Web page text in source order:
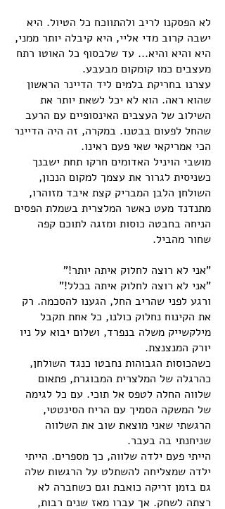
לא הפסקנו לריב ולהתווכח כל הטיול. היא
ישבה קרוב מדי אליי, היא קיבלה יותר ממני,
היא והיא והיא... עד שלבסוף כל האוטו רתח
מעצבים כמו קומקום מבעבע.
עצרנו בחריקת בלמים ליד הדיינר הראשון
שהוא ראה. הוא לא יכל לשאת יותר את
השילוב של העצבים האינסופיים עם הרעב
שהחל לפעום בבטנו. במקרה, זה היה הדיינר
הכי אמריקאי שאי פעם ראינו.
מושבי הויניל האדומים חרקו תחת ישבנך
כשניסית לגרור את עצמך למקום הנכון,
השולחן הלבן המבריק קצת איבד מזוהרו,
מתנדנד מעט כאשר המלצרית בשמלת הפסים
הניחה בחבטה כוסות ומזגה לתוכם קפה
שחור מהביל.
"אני לא רוצה לחלוק איתה יותר!"
"אני לא רוצה לחלוק איתה בכלל!"
ורגע לפני שהריב החל, הגענו להסכמה. רק
את הקינוח נחלוק כולנו, כל אחת תקבל
מילקשייק משלה בנפרד, ושלום יבוא על ניו
יורק המנצנצת.
כשהכוסות הגבוהות נחבטו כנגד השולחן,
כהרגלה של המלצרית המבוגרת, פתאום
שלווה החלה לטפס אל תוכי. עם כל לגימה
של המשקה הסמיך עם הריח הסינטטי,
הרגשתי שאני מוצאת שוב את השלווה
שניחנתי בה בעבר.
הייתי פעם ילדה שלווה, כך מספרים. הייתי
ילדה שמצליחה להשתלט על הרגשות שלה
גם בזמן זריקה כואבת וגם כשחברה לא
רצתה לשחק. אך עברו מאז שנים רבות,